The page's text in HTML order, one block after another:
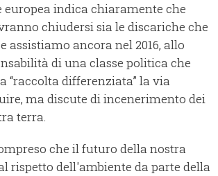
europea indica chiaramente che
chiudersi sia le discariche che
assistiamo ancora nel 2016, allo
di una classe politica che
“raccolta differenziata” la via
ma discute di incenerimento dei
terra.
che il futuro della nostra
rispetto dell'ambiente da parte della